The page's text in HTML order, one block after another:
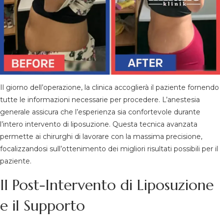
X
Il giorno dell’operazione, la clinica accoglierà il paziente fornendo
tutte le informazioni necessarie per procedere. L’anestesia
generale assicura che l’esperienza sia confortevole durante
l’intero intervento di liposuzione. Questa tecnica avanzata
permette ai chirurghi di lavorare con la massima precisione,
focalizzandosi sull’ottenimento dei migliori risultati possibili per il
paziente.
Il Post-Intervento di Liposuzione
e il Supporto